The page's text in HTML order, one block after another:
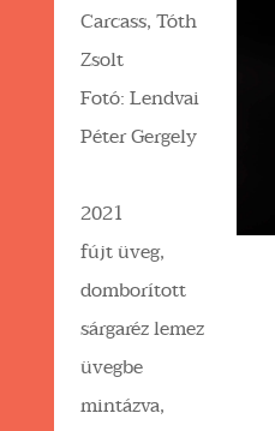
Carcass, Tóth
Zsolt
Fotó: Lendvai
Péter Gergely
2021
fújt üveg,
domborított
sárgaréz lemez
üvegbe
mintázva,